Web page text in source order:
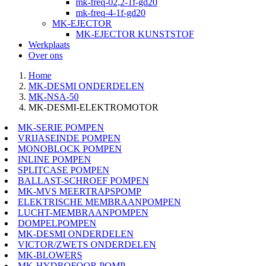
mk-freq-02,2-1f-gd20
mk-freq-4-1f-gd20
MK-EJECTOR
MK-EJECTOR KUNSTSTOF
Werkplaats
Over ons
Home
MK-DESMI ONDERDELEN
MK-NSA-50
MK-DESMI-ELEKTROMOTOR
MK-SERIE POMPEN
VRIJASEINDE POMPEN
MONOBLOCK POMPEN
INLINE POMPEN
SPLITCASE POMPEN
BALLAST-SCHROEF POMPEN
MK-MVS MEERTRAPSPOMP
ELEKTRISCHE MEMBRAANPOMPEN
LUCHT-MEMBRAANPOMPEN
DOMPELPOMPEN
MK-DESMI ONDERDELEN
VICTOR/ZWETS ONDERDELEN
MK-BLOWERS